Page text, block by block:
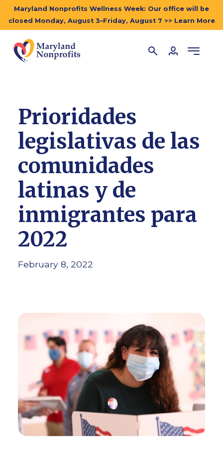
Maryland Nonprofits Wellness Week: Our office will be
closed Monday, August 3–Friday, August 7 >> Learn More
Prioridades
legislativas de las
comunidades
latinas y de
inmigrantes para
2022
February 8, 2022